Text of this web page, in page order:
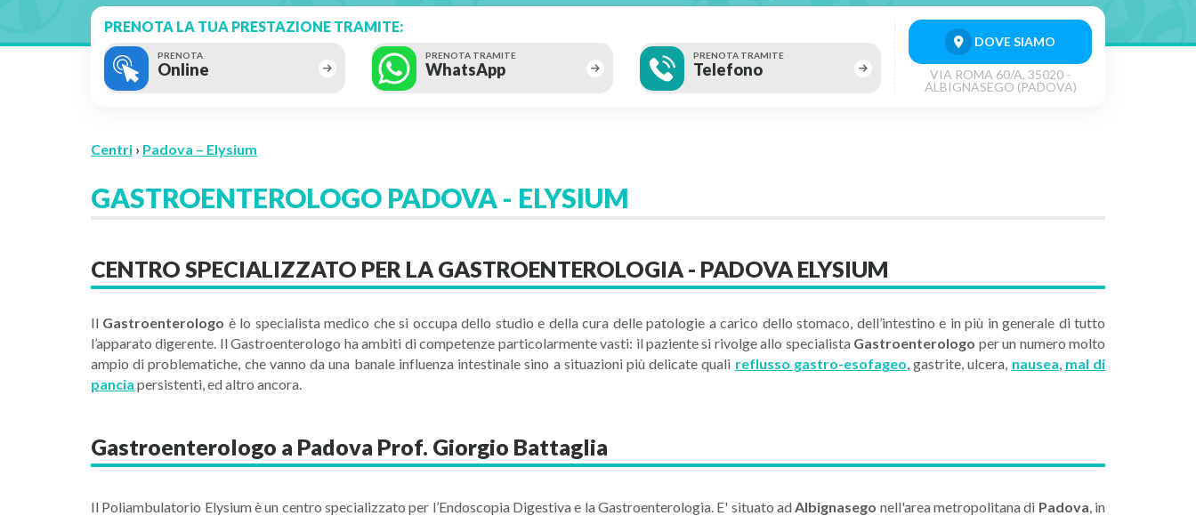
PRENOTA LA TUA PRESTAZIONE TRAMITE:
PRENOTA
Online
PRENOTA TRAMITE
WhatsApp
PRENOTA TRAMITE
Telefono
DOVE SIAMO
VIA ROMA 60/A, 35020 -
ALBIGNASEGO (PADOVA)
Centri › Padova – Elysium
GASTROENTEROLOGO PADOVA - ELYSIUM
CENTRO SPECIALIZZATO PER LA GASTROENTEROLOGIA - PADOVA ELYSIUM
Il Gastroenterologo è lo specialista medico che si occupa dello studio e della cura delle patologie a carico dello stomaco, dell’intestino e in più in generale di tutto
l’apparato digerente. Il Gastroenterologo ha ambiti di competenze particolarmente vasti: il paziente si rivolge allo specialista Gastroenterologo per un numero molto
ampio di problematiche, che vanno da una banale influenza intestinale sino a situazioni più delicate quali reflusso gastro-esofageo, gastrite, ulcera, nausea, mal di
pancia persistenti, ed altro ancora.
Gastroenterologo a Padova Prof. Giorgio Battaglia
Il Poliambulatorio Elysium è un centro specializzato per l’Endoscopia Digestiva e la Gastroenterologia. E' situato adAlbignasego nell'area metropolitana di Padova, in